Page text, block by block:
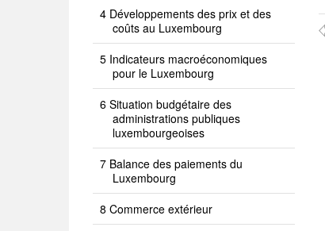
Développements des prix et des
coûts au Luxembourg
Indicateurs macroéconomiques
pour le Luxembourg
Situation budgétaire des
administrations publiques
luxembourgeoises
Balance des paiements du
Luxembourg
Commerce extérieur